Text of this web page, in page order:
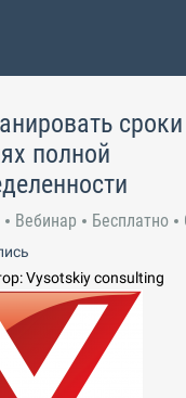
полной
Вебинар Бесплатно
Vysotskiy consulting